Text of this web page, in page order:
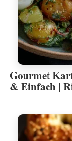
Gourmet
& Einfach |